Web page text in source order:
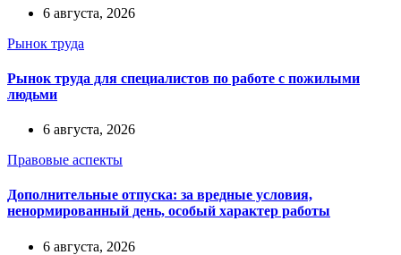
6 августа, 2026
Рынок труда
Рынок труда для специалистов по работе с пожилыми
людьми
6 августа, 2026
Правовые аспекты
Дополнительные отпуска: за вредные условия,
ненормированный день, особый характер работы
6 августа, 2026